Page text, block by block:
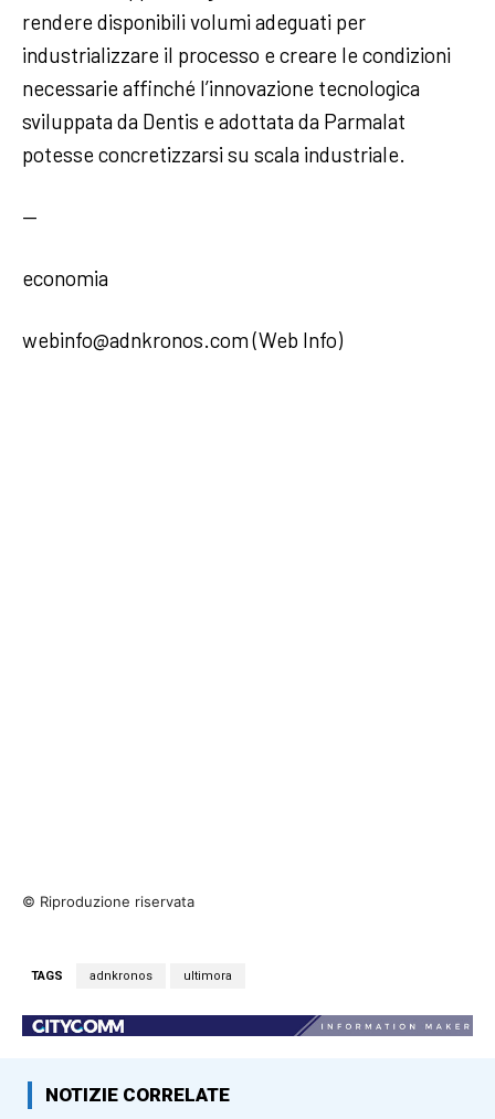
rendere disponibili volumi adeguati per
industrializzare il processo e creare le condizioni
necessarie affinché l’innovazione tecnologica
sviluppata da Dentis e adottata da Parmalat
potesse concretizzarsi su scala industriale.
—
economia
webinfo@adnkronos.com (Web Info)
© Riproduzione riservata
TAGS adnkronos ultimora
NOTIZIE CORRELATE